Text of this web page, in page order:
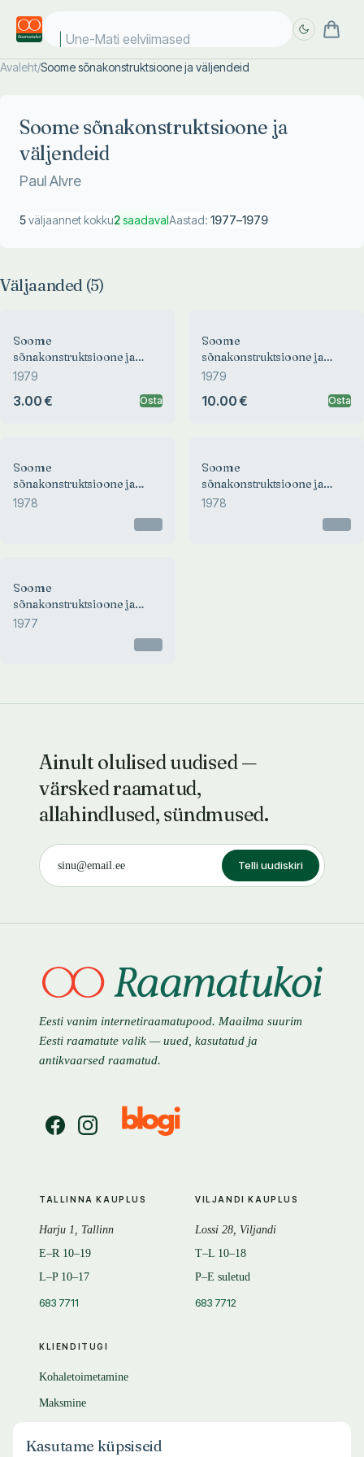
Une-Mati eelviimased
Avaleht/Soome sõnakonstruktsioone ja väljendeid
Soome sõnakonstruktsioone ja
väljendeid
Paul Alvre
5väljaannet kokku2saadavalAastad: 1977–1979
Väljaanded (5)
Soome
sõnakonstruktsioone ja
väljendeid
1979
3.00 € Osta
Soome
sõnakonstruktsioone ja
väljendeid
1979
10.00 € Osta
Soome
sõnakonstruktsioone ja
väljendeid
1978
Soome
sõnakonstruktsioone ja
väljendeid
1978
Soome
sõnakonstruktsioone ja
väljendeid
1977
Ainult olulised uudised —
värsked raamatud,
allahindlused, sündmused.
Telli uudiskiri
Eesti vanim internetiraamatupood. Maailma suurim
Eesti raamatute valik — uued, kasutatud ja
antikvaarsed raamatud.
KLIENDITUGI
Kohaletoimetamine
Maksmine
TALLINNA KAUPLUS
Harju 1, Tallinn
E–R 10–19
L–P 10–17
683 7711
VILJANDI KAUPLUS
Lossi 28, Viljandi
T–L 10–18
P–E suletud
683 7712
Kasutame küpsiseid